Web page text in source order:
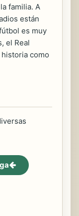
familia. A
están
es muy
el Real
como